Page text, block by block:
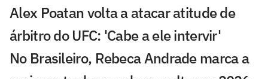
Alex Poatan volta a atacar atitude de
árbitro do UFC: 'Cabe a ele intervir'
No Brasileiro, Rebeca Andrade marca a